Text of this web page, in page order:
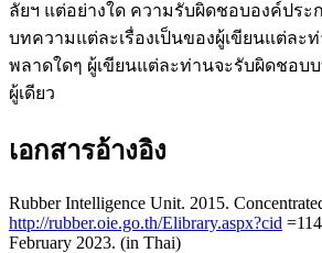
ลัยฯ แต่อย่างใด ความรับผิดชอบองค์ปร
บทความแต่ละเรื่องเป็นของผู้เขียนแต่ละ
พลาดใดๆ ผู้เขียนแต่ละท่านจะรับผิดชอบ
ผู้เดียว
เอกสารอ้างอิง
Rubber Intelligence Unit. 2015.
http://rubber.oie.go.th/Elibrary.aspx?cid
February 2023. (in Thai)